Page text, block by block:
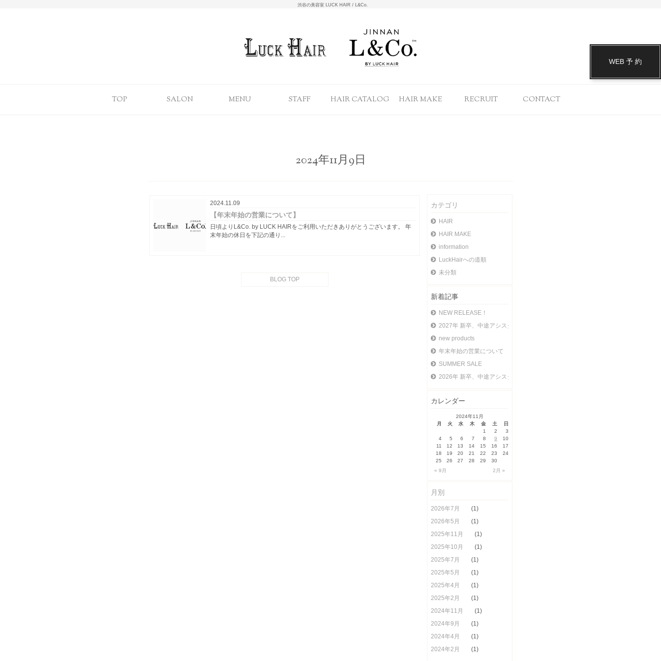
渋谷の美容室 LUCK HAIR / L&Co.
TOP SALON MENU STAFF HAIR CATALOG HAIR MAKE RECRUIT CONTACT
2024年11月9日
2024.11.09
【年末年始の営業について】
日頃よりL&Co. by LUCK HAIRをご利用いただきありがとうございます。 年
末年始の休日を下記の通り...
BLOG TOP
カテゴリ
HAIR
HAIR MAKE
information
LuckHairへの道順
未分類
新着記事
NEW RELEASE！
2027年 新卒、中途アシスタント募集のお知らせ
new products
年末年始の営業について
SUMMER SALE
2026年 新卒、中途アシスタント募集のお知らせ
カレンダー
2024年11月
月
火 水 木 金 土 日
« 9月 2月 »
1 2
3
4
5 6 7 8 9
10
11
12 13 14 15 16
17
18
19 20 21 22 23
24
25
26 27 28 29 30
月別
2026年7月
(1)
2026年5月
(1)
2025年11月
(1)
2025年10月
(1)
2025年7月
(1)
2025年5月
(1)
2025年4月
(1)
2025年2月
(1)
2024年11月
(1)
2024年9月
(1)
2024年4月
(1)
2024年2月
(1)
WEB 予 約